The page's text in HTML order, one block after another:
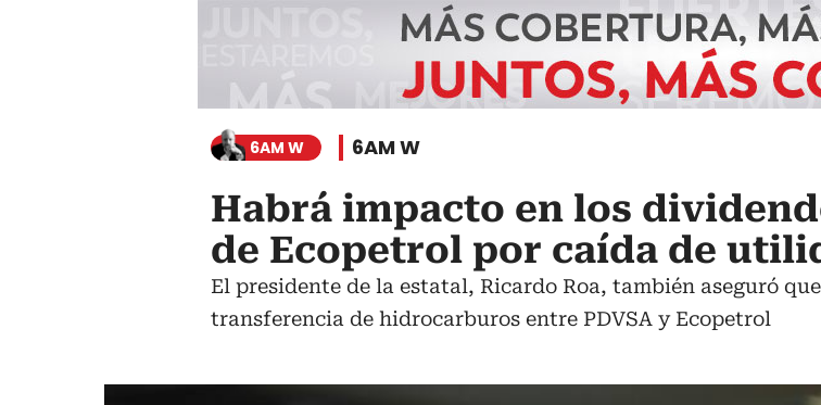
6AM W 6AM W
Habrá impacto en los
de Ecopetrol por caída de
El presidente de la estatal, Ricardo Roa, también aseguró
transferencia de hidrocarburos entre PDVSA y Ecopetrol